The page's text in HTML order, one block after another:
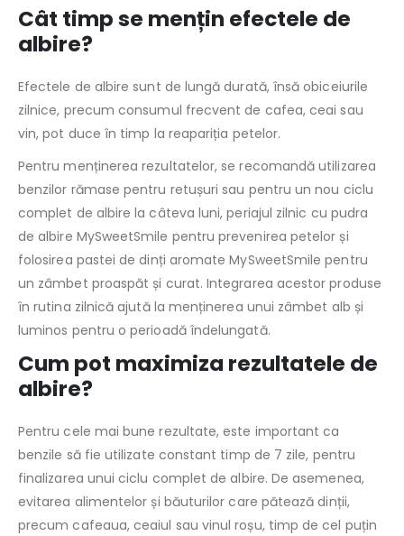
Cât timp se mențin efectele de
albire?
Efectele de albire sunt de lungă durată, însă obiceiurile
zilnice, precum consumul frecvent de cafea, ceai sau
vin, pot duce în timp la reapariția petelor.
Pentru menținerea rezultatelor, se recomandă utilizarea
benzilor rămase pentru retușuri sau pentru un nou ciclu
complet de albire la câteva luni, periajul zilnic cu pudra
de albire MySweetSmile pentru prevenirea petelor și
folosirea pastei de dinți aromate MySweetSmile pentru
un zâmbet proaspăt și curat. Integrarea acestor produse
în rutina zilnică ajută la menținerea unui zâmbet alb și
luminos pentru o perioadă îndelungată.
Cum pot maximiza rezultatele de
albire?
Pentru cele mai bune rezultate, este important ca
benzile să fie utilizate constant timp de 7 zile, pentru
finalizarea unui ciclu complet de albire. De asemenea,
evitarea alimentelor și băuturilor care pătează dinții,
precum cafeaua, ceaiul sau vinul roșu, timp de cel puțin